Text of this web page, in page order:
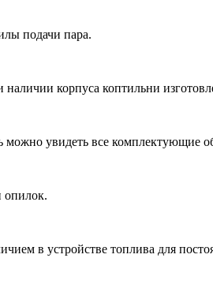
подачи пара.
корпуса коптильни
можно увидеть все комплектующие
опилок.
в устройстве топлива для